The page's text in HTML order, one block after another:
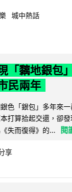
城中熱話
「黐地銀包
民兩年
色「銀包」多年來
打算拾起交還，卻
失而復得》的...
閱
享